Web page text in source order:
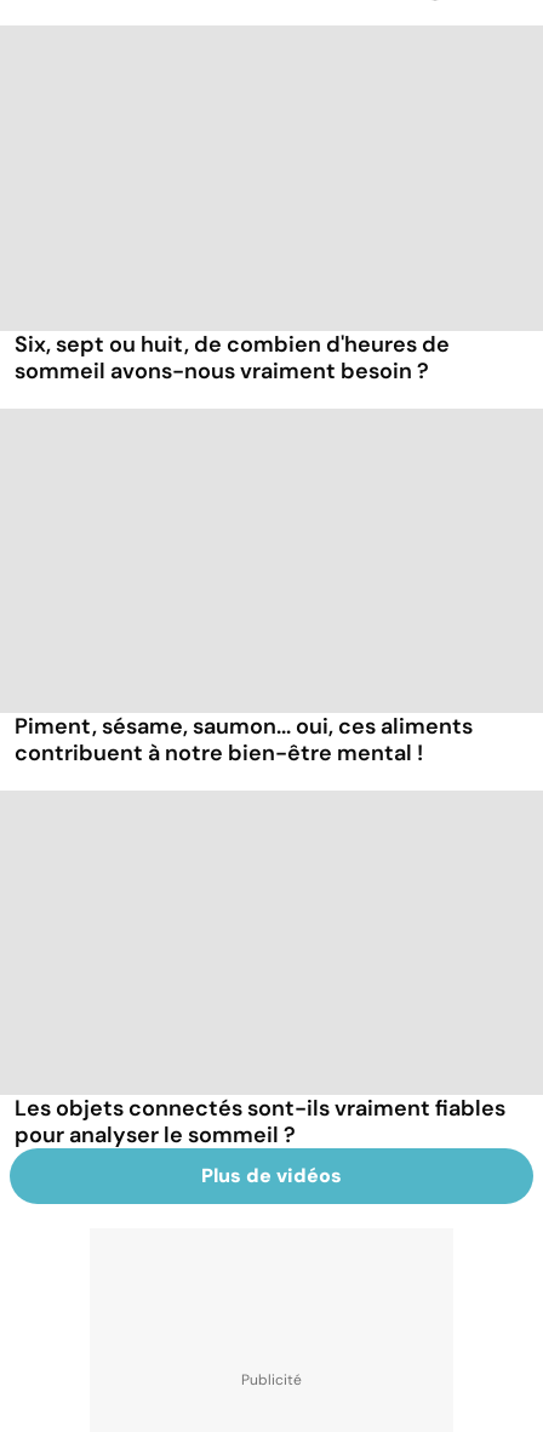
Six, sept ou huit, de combien d'heures de
sommeil avons-nous vraiment besoin ?
Piment, sésame, saumon... oui, ces aliments
contribuent à notre bien-être mental !
Les objets connectés sont-ils vraiment fiables
pour analyser le sommeil ?
Plus de vidéos